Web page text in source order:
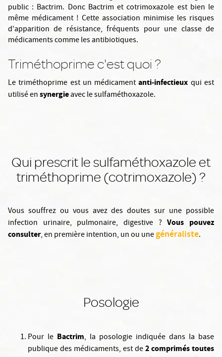
public : Bactrim. Donc Bactrim et cotrimoxazole est bien le
même médicament ! Cette association minimise les risques
d'apparition de résistance, fréquents pour une classe de
médicaments comme les antibiotiques.
Triméthoprime c'est quoi ?
Le triméthoprime est un médicamentanti-infectieux qui est
utilisé ensynergieavec le sulfaméthoxazole.
Qui prescrit le sulfaméthoxazole et
triméthoprime (cotrimoxazole) ?
Vous souffrez ou vous avez des doutes sur une possible
infection urinaire, pulmonaire, digestive ?Vous pouvez
consulter, en première intention, un ou unegénéraliste.
Posologie
Pour le Bactrim, la posologie indiquée dans la base
publique des médicaments, est de2 comprimés toutes